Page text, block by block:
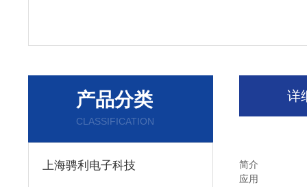
产品分类
CLASSIFICATION
上海骋利电子科技
详
简介
应用